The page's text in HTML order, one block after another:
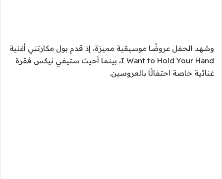
وشهد الحفل عروضًا موسيقية مميزة، إذ قدم بول مكارتني أغنية
I Want to Hold Your Hand، بينما أحيت ستيفي نيكس فقرة
غنائية خاصة احتفالًا بالعروسين.